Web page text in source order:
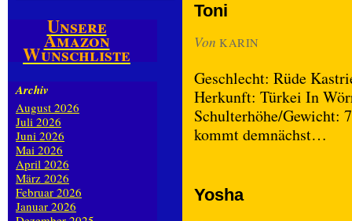
Toni
Von KARIN
Geschlecht: Rüde
Herkunft: Türkei In
Schulterhöhe/Gewicht:
kommt demnächst…
Yosha
Unsere
Amazon
Wunschliste
Archiv
August 2026
Juli 2026
Juni 2026
Mai 2026
April 2026
März 2026
Februar 2026
Januar 2026